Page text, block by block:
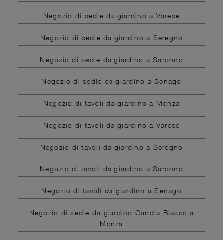
Negozio di sedie da giardino a Varese
Negozio di sedie da giardino a Seregno
Negozio di sedie da giardino a Saronno
Negozio di sedie da giardino a Senago
Negozio di tavoli da giardino a Monza
Negozio di tavoli da giardino a Varese
Negozio di tavoli da giardino a Seregno
Negozio di tavoli da giardino a Saronno
Negozio di tavoli da giardino a Senago
Negozio di sedie da giardino Gandia Blasco a
Monza